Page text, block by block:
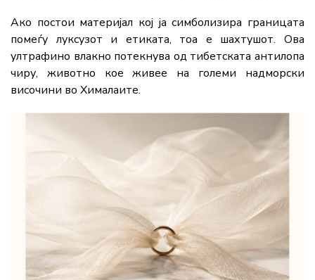
Ако постои материјал кој ја симболизира границата
помеѓу луксузот и етиката, тоа е шахтушот. Ова
ултрафино влакно потекнува од тибетската антилопа
чиру, животно кое живее на големи надморски
височини во Хималаите.